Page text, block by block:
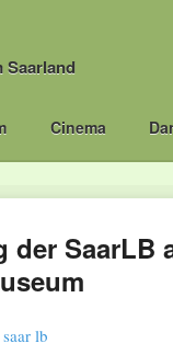
Saarland
Cinema
der SaarLB